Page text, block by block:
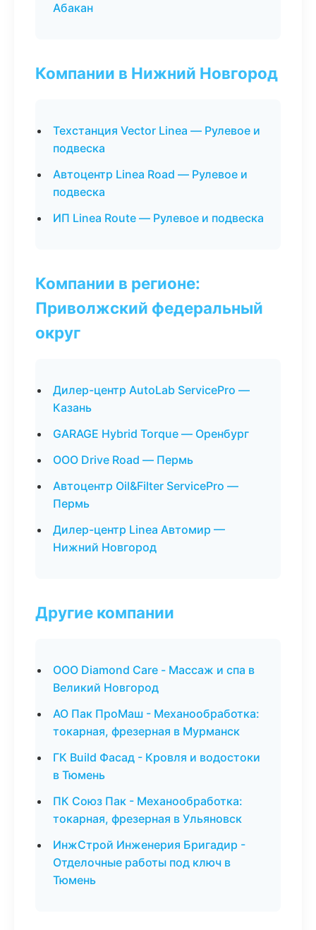
Абакан
Компании в Нижний Новгород
Техстанция Vector Linea — Рулевое и
подвеска
Автоцентр Linea Road — Рулевое и
подвеска
ИП Linea Route — Рулевое и подвеска
Компании в регионе:
Приволжский федеральный
округ
Дилер-центр AutoLab ServicePro —
Казань
GARAGE Hybrid Torque — Оренбург
ООО Drive Road — Пермь
Автоцентр Oil&Filter ServicePro —
Пермь
Дилер-центр Linea Автомир —
Нижний Новгород
Другие компании
ООО Diamond Care - Массаж и спа в
Великий Новгород
АО Пак ПроМаш - Механообработка:
токарная, фрезерная в Мурманск
ГК Build Фасад - Кровля и водостоки
в Тюмень
ПК Союз Пак - Механообработка:
токарная, фрезерная в Ульяновск
ИнжСтрой Инженерия Бригадир -
Отделочные работы под ключ в
Тюмень